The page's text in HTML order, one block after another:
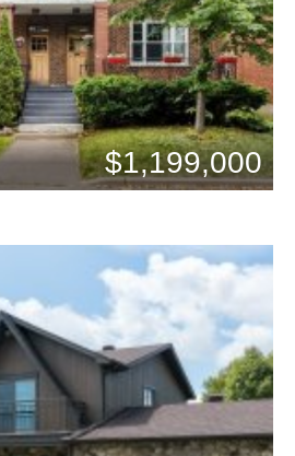
Bains: 2
$1,199,000